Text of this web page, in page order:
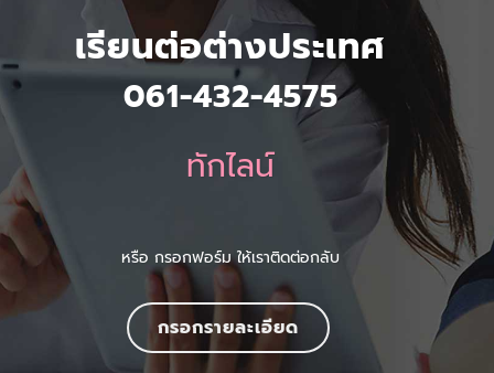
เรียนต่อต่างประเทศ
061-432-4575
ทักไลน์
หรือ กรอกฟอร์ม ให้เราติดต่อกลับ
กรอกรายละเอียด